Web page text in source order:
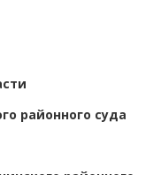
районного суда